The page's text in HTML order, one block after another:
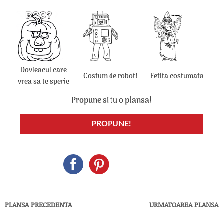
Dovleacul care
vrea sa te sperie
Costum de robot! Fetita costumata
Propune si tu o plansa!
PROPUNE!
PLANSA PRECEDENTA URMATOAREA PLANSA